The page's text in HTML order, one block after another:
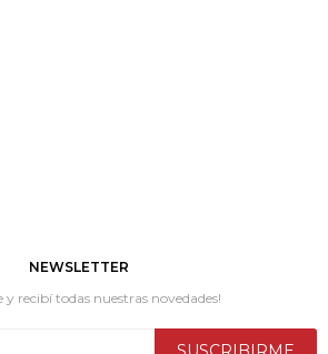
NEWSLETTER
y recibí todas nuestras novedades!